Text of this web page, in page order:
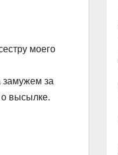
моего
за
высылке.